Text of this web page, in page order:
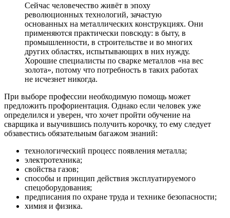
Сейчас человечество живёт в эпоху
революционных технологий, зачастую
основанных на металлических конструкциях. Они
применяются практически повсюду: в быту, в
промышленности, в строительстве и во многих
других областях, испытывающих в них нужду.
Хорошие специалисты по сварке металлов «на вес
золота», потому что потребность в таких работах
не исчезнет никогда.
При выборе профессии необходимую помощь может
предложить профориентация. Однако если человек уже
определился и уверен, что хочет пройти обучение на
сварщика и выучившись получить корочку, то ему следует
обзавестись обязательным багажом знаний:
технологический процесс появления металла;
электротехника;
свойства газов;
способы и принцип действия эксплуатируемого
спецоборудования;
предписания по охране труда и технике безопасности;
химия и физика.